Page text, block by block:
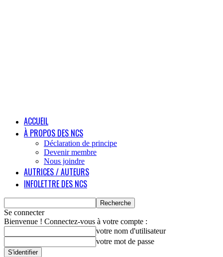
ACCUEIL
À PROPOS DES NCS
Déclaration de principe
Devenir membre
Nous joindre
AUTRICES / AUTEURS
INFOLETTRE DES NCS
Se connecter
Bienvenue ! Connectez-vous à votre compte :
votre nom d'utilisateur
votre mot de passe